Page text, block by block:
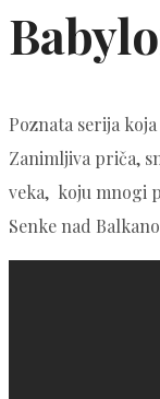
Poznata serija
Zanimljiva priča,
veka, koju mnogi
Senke nad